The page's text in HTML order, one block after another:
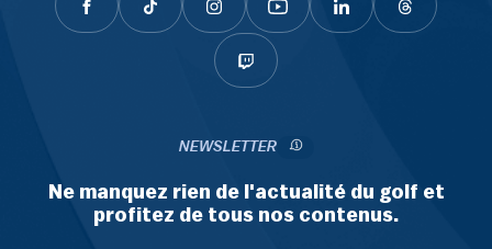
NEWSLETTER
Ne manquez rien de l'actualité du golf et
profitez de tous nos contenus.